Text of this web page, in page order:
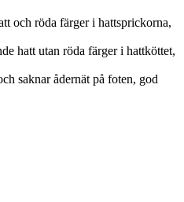
och röda färger i hattsprickorna,
hatt utan röda färger i hattköttet,
saknar ådernät på foten, god